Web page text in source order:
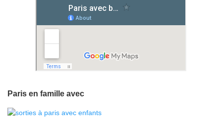
Paris en famille avec